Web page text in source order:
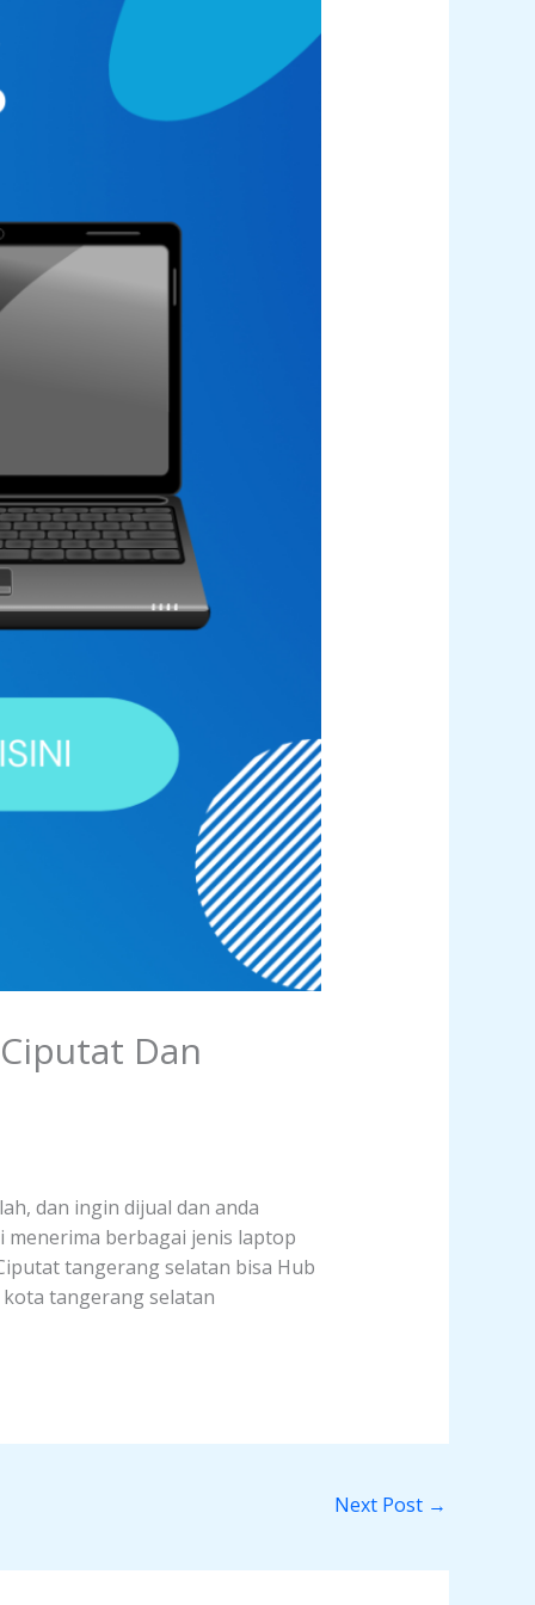
Dan
dan ingin dijual dan anda
menerima berbagai jenis laptop
tangerang selatan bisa Hub
kota tangerang selatan
Next Post →